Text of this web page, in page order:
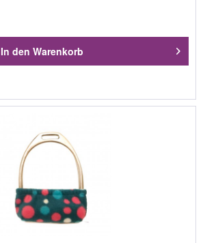
In den Warenkorb